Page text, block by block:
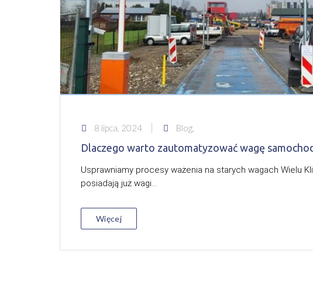
8 lipca, 2024 Blog,
Dlaczego warto zautomatyzować wagę
Usprawniamy procesy ważenia na starych wagach Wielu
posiadają już wagi...
Więcej